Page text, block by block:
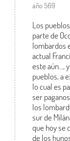
año 569
Los
parte de
lombardos
actual
este aún…,
pueblos, a
lo cual es
ser
los
sur de
que hoy se
de los